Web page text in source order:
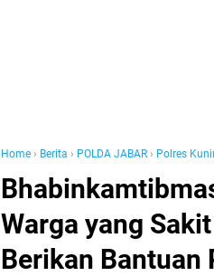
Home › Berita › POLDA JABAR › Polres
Warga yang
Berikan Bantuan